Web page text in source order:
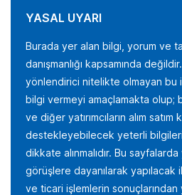
YASAL UYARI
Burada yer alan bilgi, yorum ve
danışmanlığı kapsamında
yönlendirici nitelikte olmayan bu
bilgi vermeyi amaçlamakta olup;
ve diğer yatırımcıların alım satım
destekleyebilecek yeterli
dikkate alınmalıdır. Bu
görüşlere dayanılarak yapılacak
ve ticari işlemlerin